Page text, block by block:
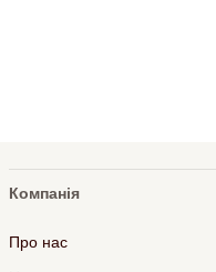
Компанія
Про нас